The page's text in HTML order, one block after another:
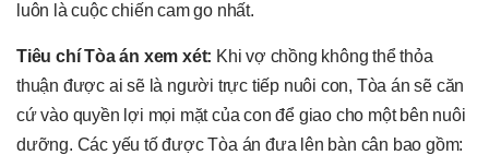
luôn là cuộc chiến cam go nhất.
Tiêu chí Tòa án xem xét: Khi vợ chồng không thể thỏa
thuận được ai sẽ là người trực tiếp nuôi con, Tòa án sẽ căn
cứ vào quyền lợi mọi mặt của con để giao cho một bên nuôi
dưỡng. Các yếu tố được Tòa án đưa lên bàn cân bao gồm: